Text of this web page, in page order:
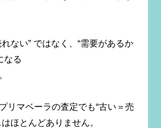
ない” ではなく、“需要があるか
なる
リマベーラの査定でも“古い＝売
ほとんどありません。